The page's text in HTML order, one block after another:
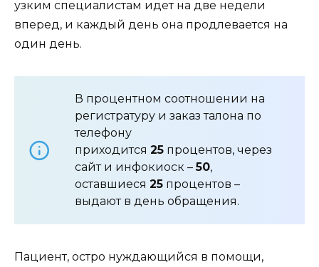
узким специалистам идет на две недели
вперед, и каждый день она продлевается на
один день.
В процентном соотношении на
регистратуру и заказ талона по
телефону
приходится 25 процентов, через
сайт и инфокиоск –50,
оставшиеся 25 процентов –
выдают в день обращения.
Пациент, остро нуждающийся в помощи,